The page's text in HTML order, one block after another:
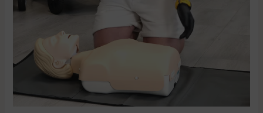
która
Szkolenie
defibrylatora